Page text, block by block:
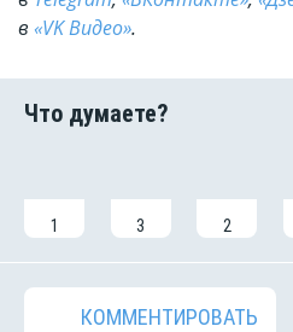
в «VK Видео».
1 3 2
КОММЕНТИРОВАТЬ